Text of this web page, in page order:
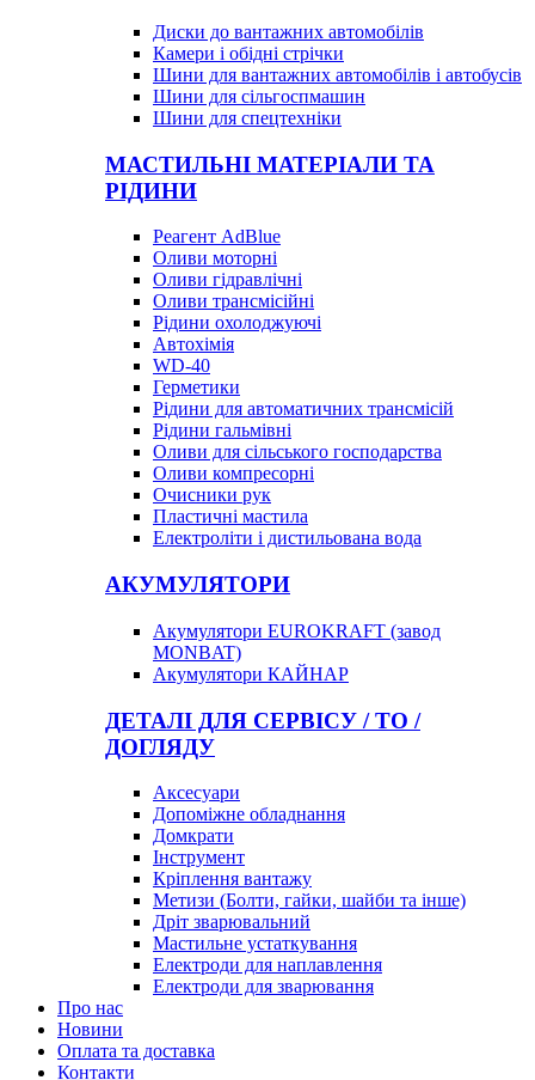
Диски до вантажних автомобілів
Камери і обідні стрічки
Шини для вантажних автомобілів і автобусів
Шини для сільгоспмашин
Шини для спецтехніки
МАСТИЛЬНІ МАТЕРІАЛИ ТА
РІДИНИ
Реагент AdBlue
Оливи моторні
Оливи гідравлічні
Оливи трансмісійні
Рідини охолоджуючі
Автохімія
WD-40
Герметики
Рідини для автоматичних трансмісій
Рідини гальмівні
Оливи для сільського господарства
Оливи компресорні
Очисники рук
Пластичні мастила
Електроліти і дистильована вода
АКУМУЛЯТОРИ
Акумулятори EUROKRAFT (завод
MONBAT)
Акумулятори КАЙНАР
ДЕТАЛІ ДЛЯ СЕРВІСУ / ТО /
ДОГЛЯДУ
Аксесуари
Допоміжне обладнання
Домкрати
Інструмент
Кріплення вантажу
Метизи (Болти, гайки, шайби та інше)
Дріт зварювальний
Мастильне устаткування
Електроди для наплавлення
Електроди для зварювання
Про нас
Новини
Оплата та доставка
Контакти